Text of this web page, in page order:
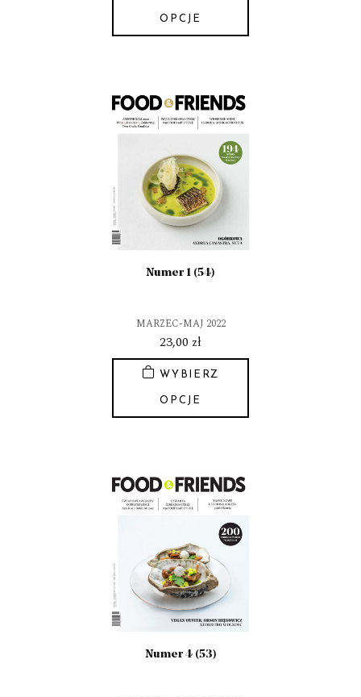
do
OPCJE
wiele
wariantów.
można
wybrać
na
stronie
produktu
Numer 1 (54)
MARZEC-MAJ 2022
23,00 zł
WYBIERZ
OPCJE
wiele
wariantów.
można
wybrać
na
stronie
produktu
Numer 4 (53)